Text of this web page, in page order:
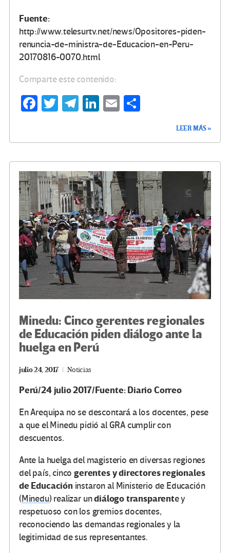
Fuente:
http://www.telesurtv.net/news/Opositores-piden-
renuncia-de-ministra-de-Educacion-en-Peru-
20170816-0070.html
Comparte este contenido:
Fa
o
k
T
Te
m
Li
n
E
ar
tir
LEER MÁS »
Minedu: Cinco gerentes regionales
de Educación piden diálogo ante la
huelga en Perú
julio 24, 2017 Noticias
Perú/24 julio 2017/Fuente: Diario Correo
En Arequipa no se descontará a los docentes, pese
a que el Minedu pidió al GRA cumplir con
descuentos.
Ante la huelga del magisterio en diversas regiones
del país, cinco gerentes y directores regionales
de Educación instaron al Ministerio de Educación
(Minedu) realizar undiálogo transparente y
respetuoso con los gremios docentes,
reconociendo las demandas regionales y la
legitimidad de sus representantes.